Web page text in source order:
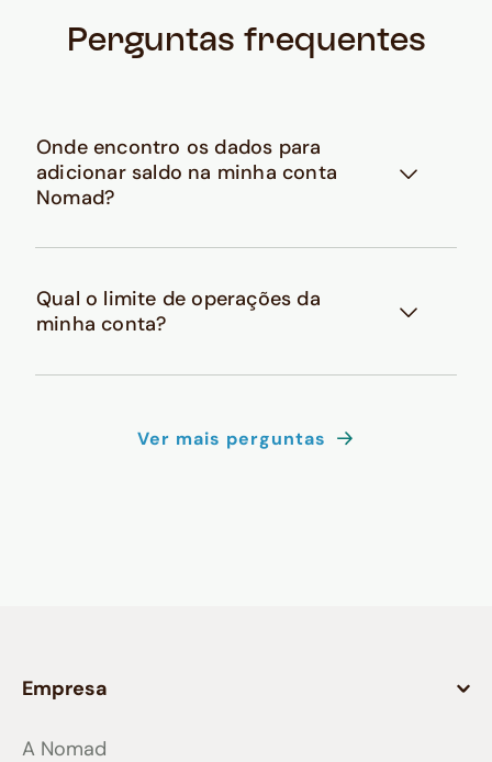
Perguntas frequentes
Onde encontro os dados para
adicionar saldo na minha conta
Nomad?
Qual o limite de operações da
minha conta?
Ver mais perguntas
Empresa
A Nomad